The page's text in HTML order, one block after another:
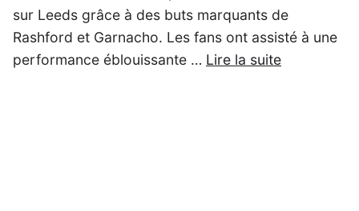
sur Leeds grâce à des buts marquants de
Rashford et Garnacho. Les fans ont assisté à une
performance éblouissante … Lire la suite